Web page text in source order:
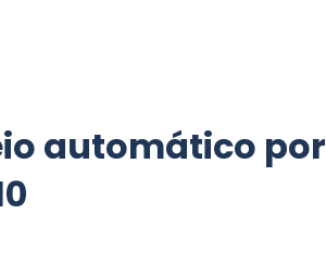
automático por